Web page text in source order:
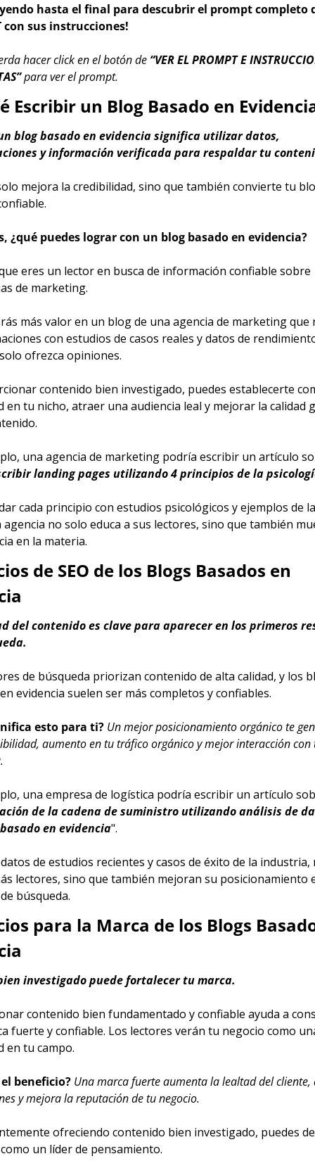
hasta el final para descubrir el prompt completo
con sus instrucciones!
hacer click en el botón de “VER EL PROMPT E
para ver el prompt.
Escribir un Blog Basado en
blog basado en evidencia significa utilizar datos,
y información verificada para respaldar tu
mejora la credibilidad, sino que también convierte tu
¿qué puedes lograr con un blog basado en evidencia?
eres un lector en busca de información confiable sobre
de marketing.
más valor en un blog de una agencia de marketing que
con estudios de casos reales y datos de
ofrezca opiniones.
contenido bien investigado, puedes establecerte
en tu nicho, atraer una audiencia leal y mejorar la calidad
una agencia de marketing podría escribir un artículo
landing pages utilizando 4 principios de la
cada principio con estudios psicológicos y ejemplos de
agencia no solo educa a sus lectores, sino que también
en la materia.
de SEO de los Blogs Basados en
del contenido es clave para aparecer en los primeros
de búsqueda priorizan contenido de alta calidad, y los
evidencia suelen ser más completos y confiables.
esto para ti? Un mejor posicionamiento orgánico te
aumento en tu tráfico orgánico y mejor interacción con
una empresa de logística podría escribir un artículo
de la cadena de suministro utilizando análisis de
en evidencia".
de estudios recientes y casos de éxito de la industria,
lectores, sino que también mejoran su posicionamiento
búsqueda.
para la Marca de los Blogs
investigado puede fortalecer tu marca.
contenido bien fundamentado y confiable ayuda a
fuerte y confiable. Los lectores verán tu negocio como
en tu campo.
beneficio? Una marca fuerte aumenta la lealtad del cliente,
y mejora la reputación de tu negocio.
ofreciendo contenido bien investigado, puedes
un líder de pensamiento.